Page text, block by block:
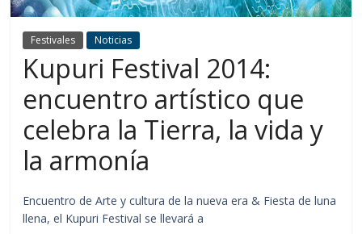
Festivales Noticias
Kupuri Festival 2014:
encuentro artístico que
celebra la Tierra, la vida y
la armonía
Encuentro de Arte y cultura de la nueva era & Fiesta de luna
llena, el Kupuri Festival se llevará a